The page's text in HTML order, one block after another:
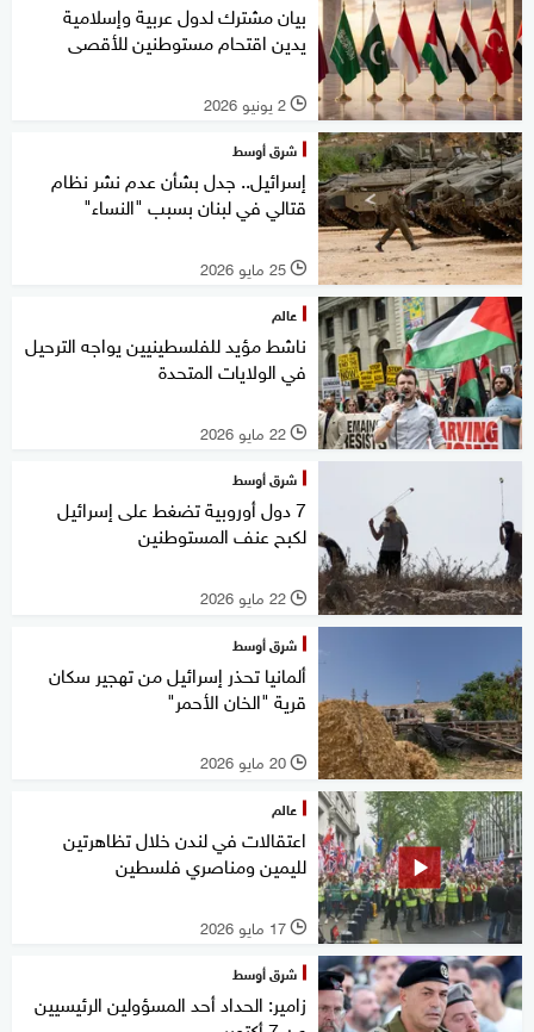
بيان مشترك لدول عربية وإسلامية
يدين اقتحام مستوطنين للأقصى
l 2 يونيو 2026
شرق أوسط
إسرائيل.. جدل بشأن عدم نشر نظام
قتالي في لبنان بسبب "النساء"
l 25 مايو 2026
عالم
ناشط مؤيد للفلسطينيين يواجه الترحيل
في الولايات المتحدة
l 22 مايو 2026
شرق أوسط
7 دول أوروبية تضغط على إسرائيل
لكبح عنف المستوطنين
l 22 مايو 2026
شرق أوسط
ألمانيا تحذر إسرائيل من تهجير سكان
قرية "الخان الأحمر"
l 20 مايو 2026
عالم
اعتقالات في لندن خلال تظاهرتين
لليمين ومناصري فلسطين
l 17 مايو 2026
شرق أوسط
زامير: الحداد أحد المسؤولين الرئيسيين